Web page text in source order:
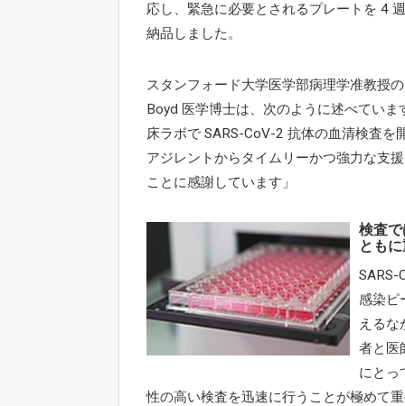
応し、緊急に必要とされるプレートを 4
納品しました。
スタンフォード大学医学部病理学准教授
Boyd 医学博士は、次のように述べていま
床ラボで SARS-CoV-2 抗体の血清検査を
アジレントからタイムリーかつ強力な支
ことに感謝しています」
検査
とも
SARS-
感染ピ
えるな
者と医
にとっ
性の高い検査を迅速に行うことが極めて